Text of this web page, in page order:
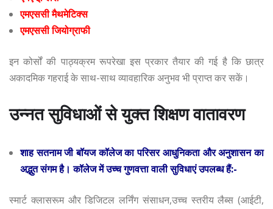
एमएससी मैथमेटिक्स
एमएससी जियोग्राफी
इन कोर्सों की पाठ्यक्रम रूपरेखा इस प्रकार तैयार की गई है कि छात्र
अकादमिक गहराई के साथ-साथ व्यावहारिक अनुभव भी प्राप्त कर सकें।
उन्नत सुविधाओं से युक्त शिक्षण वातावरण
शाह सतनाम जी बॉयज कॉलेज का परिसर आधुनिकता और अनुशासन का
अद्भुत संगम है। कॉलेज में उच्च गुणवत्ता वाली सुविधाएं उपलब्ध हैं:-
स्मार्ट क्लासरूम और डिजिटल लर्निंग संसाधन,उच्च स्तरीय लैब्स (आईटी,